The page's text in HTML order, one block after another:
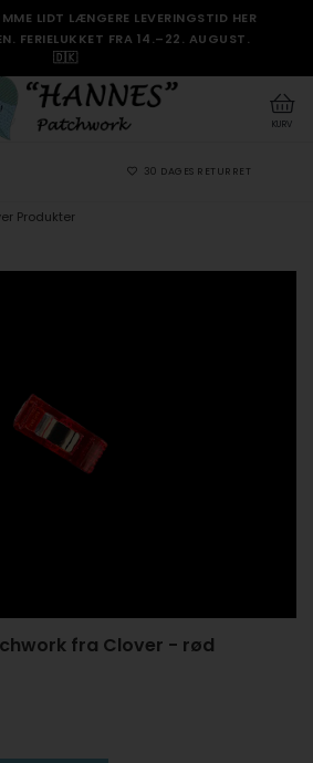
LIDT LÆNGERE LEVERINGSTID HER
FERIELUKKET FRA 14.–22. AUGUST.
🇩🇰
KURV
30 DAGES RETURRET
Produkter
fra Clover - rød